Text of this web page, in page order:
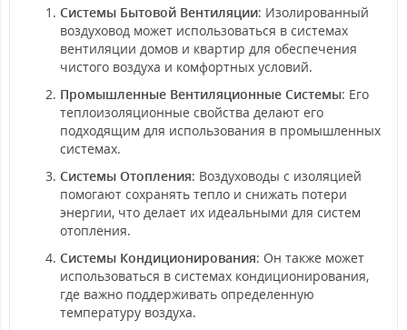
Системы Бытовой Вентиляции: Изолированный
воздуховод может использоваться в системах
вентиляции домов и квартир для обеспечения
чистого воздуха и комфортных условий.
Промышленные Вентиляционные Системы: Его
теплоизоляционные свойства делают его
подходящим для использования в промышленных
системах.
Системы Отопления: Воздуховоды с изоляцией
помогают сохранять тепло и снижать потери
энергии, что делает их идеальными для систем
отопления.
Системы Кондиционирования: Он также может
использоваться в системах кондиционирования,
где важно поддерживать определенную
температуру воздуха.